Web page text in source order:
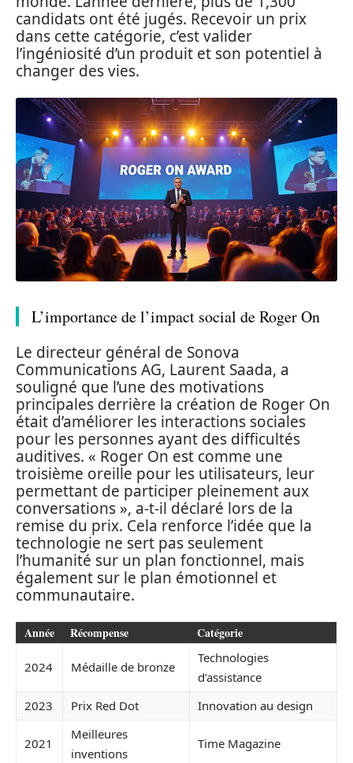
candidats ont été jugés. Recevoir un prix
dans cette catégorie, c’est valider
l’ingéniosité d’un produit et son potentiel à
changer des vies.
L’importance de l’impact social de Roger On
Le directeur général de Sonova
Communications AG, Laurent Saada, a
souligné que l’une des motivations
principales derrière la création de Roger On
était d’améliorer les interactions sociales
pour les personnes ayant des difficultés
auditives. « Roger On est comme une
troisième oreille pour les utilisateurs, leur
permettant de participer pleinement aux
conversations », a-t-il déclaré lors de la
remise du prix. Cela renforce l’idée que la
technologie ne sert pas seulement
l’humanité sur un plan fonctionnel, mais
également sur le plan émotionnel et
communautaire.
Année Récompense Catégorie
2024 Médaille de bronze
Technologies
d’assistance
2023
Prix Red Dot Innovation au design
2021
Meilleures
inventions
Time Magazine